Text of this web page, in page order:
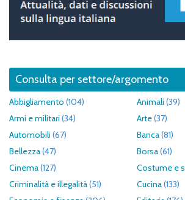
Consulta per settore/argomento
Abbigliamento (104) Animali (39)
Armi e militari (34) Arte(37)
Automobili (67) Banca(81)
Bellezza(47) Borsa(61)
Cinema(127) Costume e
Criminalità e illegalità(51) Cucina(133)